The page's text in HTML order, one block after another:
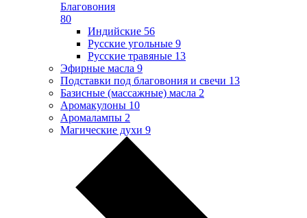
Благовония
80
Индийские 56
Русские угольные 9
Русские травяные 13
Эфирные масла 9
Подставки под благовония и свечи 13
Базисные (массажные) масла 2
Аромакулоны 10
Аромалампы 2
Магические духи 9